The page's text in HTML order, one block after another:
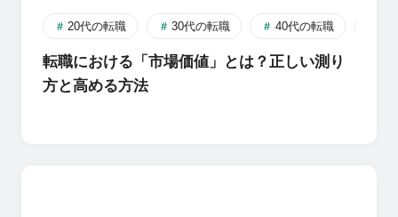
20代の転職 30代の転職 40代の転職
転職における「市場価値」とは？正しい測り
方と高める方法